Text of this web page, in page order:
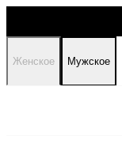
Женское Мужское